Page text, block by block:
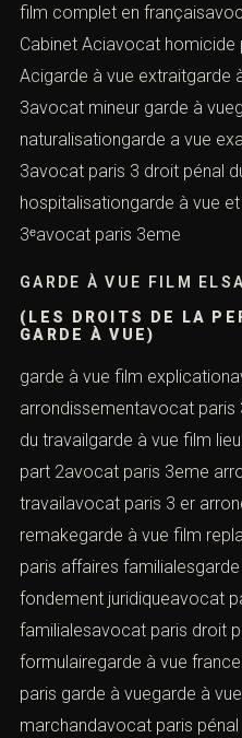
film complet en
Cabinet Aciavocat homicide
Acigarde à vue extraitgarde
3avocat mineur garde à
naturalisationgarde a vue
3avocat paris 3 droit pénal
hospitalisationgarde à vue
3ᵉavocat paris 3eme
GARDE À VUE FILM ELSA
(LES DROITS DE LA
GARDE À VUE)
garde à vue film
arrondissementavocat
du travailgarde à vue film
part 2avocat paris 3eme
travailavocat paris 3 er
remakegarde à vue film
paris affaires
fondement juridiqueavocat
familialesavocat paris droit
formulairegarde à vue
paris garde à vuegarde à
marchandavocat paris pénal